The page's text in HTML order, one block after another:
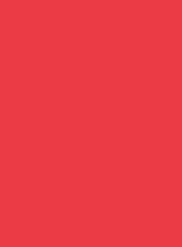
a
de Fuerzas Armadas